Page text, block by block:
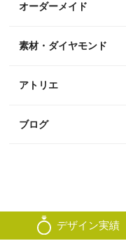
デザイン実績
オーダーメイド
素材・ダイヤモンド
アトリエ
ブログ